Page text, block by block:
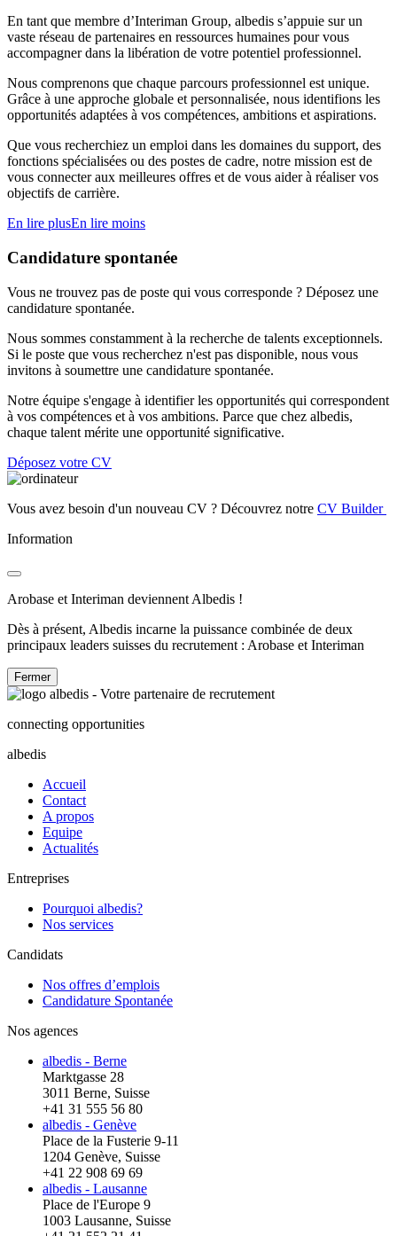
En tant que membre d’Interiman Group, albedis s’appuie sur un
vaste réseau de partenaires en ressources humaines pour vous
accompagner dans la libération de votre potentiel professionnel.
Nous comprenons que chaque parcours professionnel est unique.
Grâce à une approche globale et personnalisée, nous identifions les
opportunités adaptées à vos compétences, ambitions et aspirations.
Que vous recherchiez un emploi dans les domaines du support, des
fonctions spécialisées ou des postes de cadre, notre mission est de
vous connecter aux meilleures offres et de vous aider à réaliser vos
objectifs de carrière.
En lire plusEn lire moins
Candidature spontanée
Vous ne trouvez pas de poste qui vous corresponde ? Déposez une
candidature spontanée.
Nous sommes constamment à la recherche de talents exceptionnels.
Si le poste que vous recherchez n'est pas disponible, nous vous
invitons à soumettre une candidature spontanée.
Notre équipe s'engage à identifier les opportunités qui correspondent
à vos compétences et à vos ambitions. Parce que chez albedis,
chaque talent mérite une opportunité significative.
Déposez votre CV
Vous avez besoin d'un nouveau CV ? Découvrez notre CV Builder
Information
Arobase et Interiman deviennent Albedis !
Dès à présent, Albedis incarne la puissance combinée de deux
principaux leaders suisses du recrutement : Arobase et Interiman
Fermer
connecting opportunities
albedis
Accueil
Contact
A propos
Equipe
Actualités
Entreprises
Pourquoi albedis?
Nos services
Candidats
Nos offres d’emplois
Candidature Spontanée
Nos agences
albedis - Berne
Marktgasse 28
3011 Berne, Suisse
+41 31 555 56 80
albedis - Genève
Place de la Fusterie 9-11
1204 Genève, Suisse
+41 22 908 69 69
albedis - Lausanne
Place de l'Europe 9
1003 Lausanne, Suisse